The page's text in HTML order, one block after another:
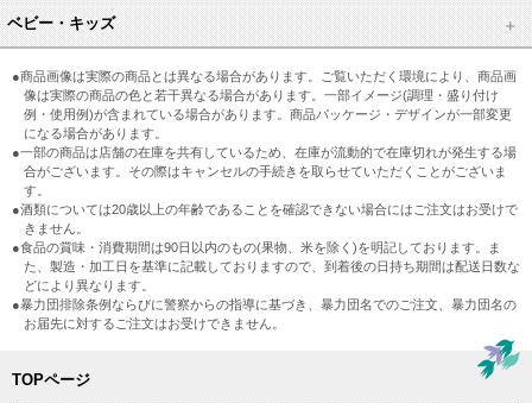
ベビー・キッズ
●商品画像は実際の商品とは異なる場合があります。ご覧いただく環境により、商品画
像は実際の商品の色と若干異なる場合があります。一部イメージ(調理・盛り付け
例・使用例)が含まれている場合があります。商品パッケージ・デザインが一部変更
になる場合があります。
●一部の商品は店舗の在庫を共有しているため、在庫が流動的で在庫切れが発生する場
合がございます。その際はキャンセルの手続きを取らせていただくことがございま
す。
●酒類については20歳以上の年齢であることを確認できない場合にはご注文はお受けで
きません。
●食品の賞味・消費期間は90日以内のもの(果物、米を除く)を明記しております。ま
た、製造・加工日を基準に記載しておりますので、到着後の日持ち期間は配送日数な
どにより異なります。
●暴力団排除条例ならびに警察からの指導に基づき、暴力団名でのご注文、暴力団名の
お届先に対するご注文はお受けできません。
TOPページ